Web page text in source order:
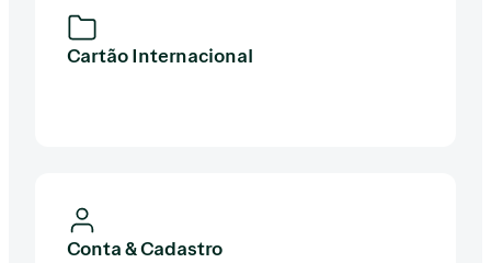
Cartão Internacional
Conta & Cadastro